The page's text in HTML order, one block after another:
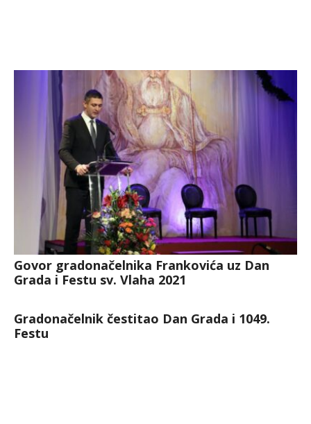
Govor gradonačelnika Frankovića uz Dan
Grada i Festu sv. Vlaha 2021
Gradonačelnik čestitao Dan Grada i 1049.
Festu